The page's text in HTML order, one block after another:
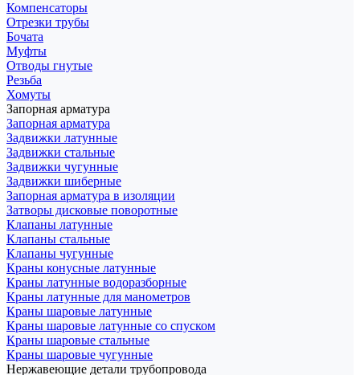
Компенсаторы
Отрезки трубы
Бочата
Муфты
Отводы гнутые
Резьба
Хомуты
Запорная арматура
Запорная арматура
Задвижки латунные
Задвижки стальные
Задвижки чугунные
Задвижки шиберные
Запорная арматура в изоляции
Затворы дисковые поворотные
Клапаны латунные
Клапаны стальные
Клапаны чугунные
Краны конусные латунные
Краны латунные водоразборные
Краны латунные для манометров
Краны шаровые латунные
Краны шаровые латунные со спуском
Краны шаровые стальные
Краны шаровые чугунные
Нержавеющие детали трубопровода